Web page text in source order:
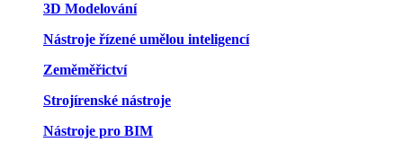
3D Modelování
Nástroje řízené umělou inteligencí
Zeměměřictví
Strojírenské nástroje
Nástroje pro BIM